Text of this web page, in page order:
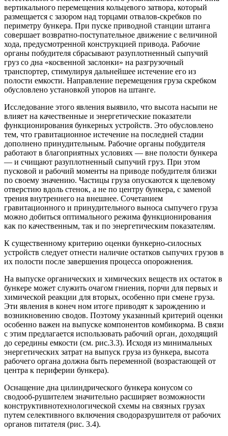
вертикального перемещения кольцевого затвора, который
размещается с зазором над торцами отвалов-скребков по
периметру бункера. При пуске приводной станции штанга
совершает возвратно-поступательное движение с величиной
хода, предусмотренной конструкцией привода. Рабочие
органы побудителя сбрасывают разуплотненный сыпучий
груз со дна «косвенной заслонки» на разгрузочный
транспортер, стимулируя дальнейшее истечение его из
полости емкости. Направление перемещения груза скребком
обусловлено установкой упоров на штанге.
Исследование этого явления выявило, что высота насыпи не
влияет на качественные и энергетические показатели
функционирования бункерных устройств. Это обусловлено
тем, что гравитационное истечение на последней стадии
дополнено принудительным. Рабочие органы побудителя
работают в благоприятных условиях — вне полости бункера
— и счищают разуплотненный сыпучий груз. При этом
пусковой и рабочий моменты на приводе побудителя близки
по своему значению. Частицы груза опускаются к щелевому
отверстию вдоль стенок, а не по центру бункера, с заменой
трения внутреннего на внешнее. Сочетанием
гравитационного и принудительного выноса сыпучего груза
можно добиться оптимального режима функционирования
как по качественным, так и по энергетическим показателям.
К существенному критерию оценки бункерно-силосных
устройств следует отнести наличие остатков сыпучих грузов в
их полости после завершения процесса опорожнения.
На выпуске органических и химических веществ их остаток в
бункере может служить очагом гниения, порчи для первых и
химической реакции для вторых, особенно при смене груза.
Эти явления в конеч ном итоге приводят к зарождению и
возникновению сводов. Поэтому указанный критерий оценки
особенно важен на выпуске компонентов комбикорма. В связи
с этим предлагается использовать рабочий орган, доходящий
до середины емкости (см. рис.3.3). Исходя из минимальных
энергетических затрат на выпуск груза из бункера, высота
рабочего органа должна быть переменной (возрастающей от
центра к периферии бункера).
Оснащение дна цилиндрического бункера конусом со
сводооб-рушителем значительно расширяет возможности
конструктивнотехнологической схемы на связных грузах
путем селективного включения сводоразрушителя от рабочих
органов питателя (рис. 3.4).